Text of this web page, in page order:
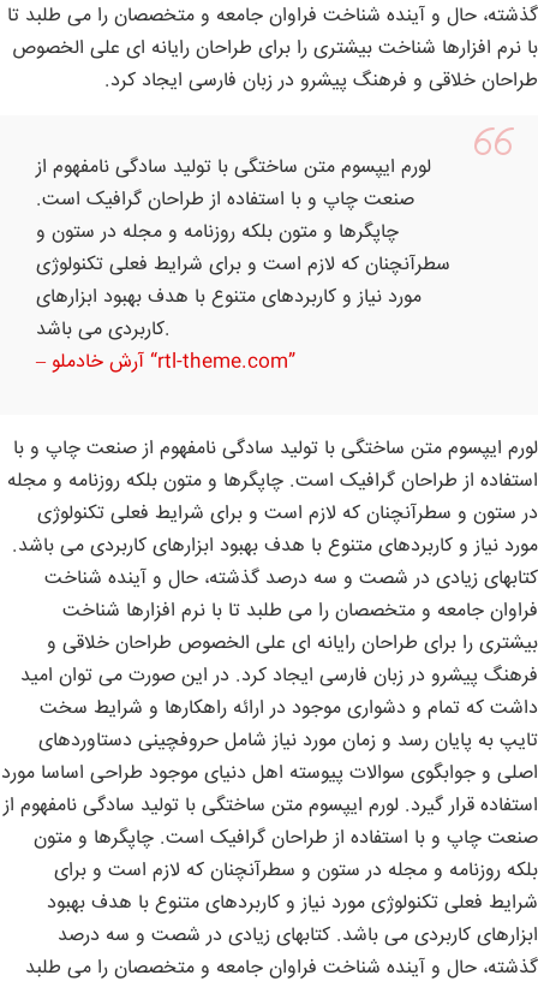
گذشته، حال و آینده شناخت فراوان جامعه و متخصصان را می طلبد تا
با نرم افزارها شناخت بیشتری را برای طراحان رایانه ای علی الخصوص
طراحان خلاقی و فرهنگ پیشرو در زبان فارسی ایجاد کرد.
لورم ایپسوم متن ساختگی با تولید سادگی نامفهوم از
صنعت چاپ و با استفاده از طراحان گرافیک است.
چاپگرها و متون بلکه روزنامه و مجله در ستون و
سطرآنچنان که لازم است و برای شرایط فعلی تکنولوژی
مورد نیاز و کاربردهای متنوع با هدف بهبود ابزارهای
کاربردی می باشد.
– آرش خادملو “rtl-theme.com”
لورم ایپسوم متن ساختگی با تولید سادگی نامفهوم از صنعت چاپ و با
استفاده از طراحان گرافیک است. چاپگرها و متون بلکه روزنامه و مجله
در ستون و سطرآنچنان که لازم است و برای شرایط فعلی تکنولوژی
مورد نیاز و کاربردهای متنوع با هدف بهبود ابزارهای کاربردی می باشد.
کتابهای زیادی در شصت و سه درصد گذشته، حال و آینده شناخت
فراوان جامعه و متخصصان را می طلبد تا با نرم افزارها شناخت
بیشتری را برای طراحان رایانه ای علی الخصوص طراحان خلاقی و
فرهنگ پیشرو در زبان فارسی ایجاد کرد. در این صورت می توان امید
داشت که تمام و دشواری موجود در ارائه راهکارها و شرایط سخت
تایپ به پایان رسد و زمان مورد نیاز شامل حروفچینی دستاوردهای
اصلی و جوابگوی سوالات پیوسته اهل دنیای موجود طراحی اساسا مورد
استفاده قرار گیرد. لورم ایپسوم متن ساختگی با تولید سادگی نامفهوم از
صنعت چاپ و با استفاده از طراحان گرافیک است. چاپگرها و متون
بلکه روزنامه و مجله در ستون و سطرآنچنان که لازم است و برای
شرایط فعلی تکنولوژی مورد نیاز و کاربردهای متنوع با هدف بهبود
ابزارهای کاربردی می باشد. کتابهای زیادی در شصت و سه درصد
گذشته، حال و آینده شناخت فراوان جامعه و متخصصان را می طلبد